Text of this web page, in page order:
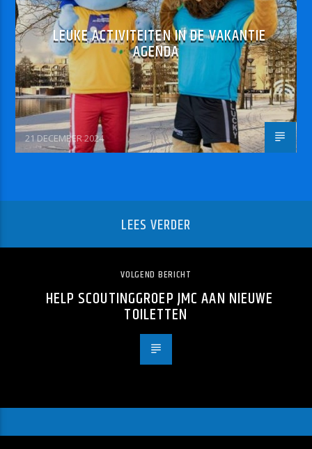
LEUKE ACTIVITEITEN IN DE VAKANTIE
AGENDA
21 DECEMBER 2024
LEES VERDER
VOLGEND BERICHT
HELP SCOUTINGGROEP JMC AAN NIEUWE
TOILETTEN